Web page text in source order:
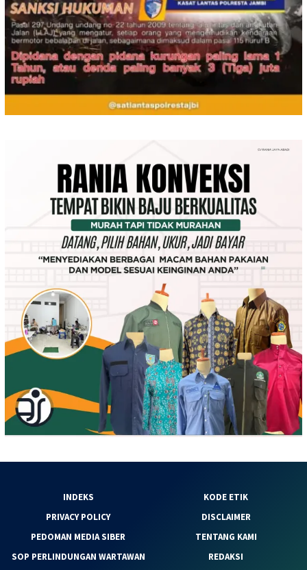
INDEKS
KODE ETIK
PRIVACY POLICY
DISCLAIMER
PEDOMAN MEDIA SIBER
TENTANG KAMI
SOP PERLINDUNGAN WARTAWAN
REDAKSI